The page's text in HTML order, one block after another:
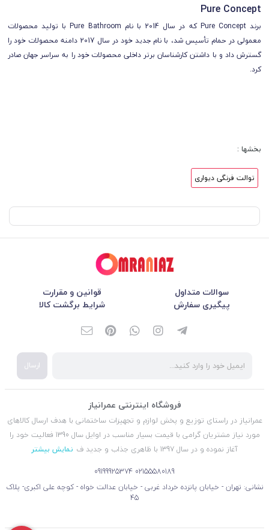
Pure Concept
برند Pure Concept که در سال 2014 با نام Pure Bathroom با تولید محصولات
معمولی در حمام تأسیس شد، با نام جدید خود در سال 2017 دامنه محصولات خود را
گسترش داد و با داشتن کارشناسان برتر داخلی محصولات خود را به سراسر جهان صادر
کرد.
بخشها :
توالت فرنگی دیواری
سوالات متداول
قوانین و مقرارت
پیگیری سفارش
شرایط برگشت کالا
ارسال
فروشگاه اینترنتی عمرانیاز
عمرانیاز در راستای توزیع و پخش لوازم و تجهیزات ساختمانی با هدف ارسال کالاهای
مورد نیاز مشتریان گرامی با قیمت بسیار مناسب در اوایل سال 1390 فعالیت خود را
آغاز نموده و در سال 1397 با ظاهری جذاب و جدید ف
نمایش بیشتر
02155580189
09199925374
نشانی: تهران - خیابان پانزده خرداد غربی - خیابان عدالت خواه - کوچه علی اکبری- پلاک
45